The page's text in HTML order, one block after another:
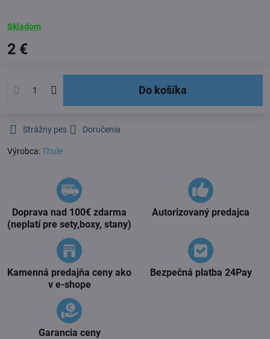
Skladom
2 €
Do košíka
Strážny pes Doručenia
Výrobca:Thule
Doprava nad 100€ zdarma
(neplatí pre sety,boxy, stany)
Autorizovaný predajca
Kamenná predajňa ceny ako
v e-shope
Bezpečná platba 24Pay
Garancia ceny